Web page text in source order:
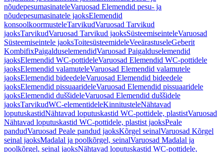
nõudepesumasinateleVaruosad Elemendid pesu- ja
nõudepesumasinatele jaoksElemendid
konsoolkoormusteleTarvikudVaruosad Tarvikud
jaoksTarvikudVaruosad Tarvikud jaoksSüsteemiseinteleVaruosad
Süsteemiseintele jaoksToitesüsteemideleVeeärastuseleGeberit
KombifixPaigalduselemendidVaruosad Paigalduselemendid
jaoksElemendid WC-pottideleVaruosad Elemendid WC-pottidele
jaoksElemendid valamuteleVaruosad Elemendid valamutele
jaoksElemendid bideedeleVaruosad Elemendid bideedele
jaoksElemendid pissuaarideleVaruosad Elemendid pissuaaridele
jaoksElemendid duššideleVaruosad Elemendid duššidele
jaoksTarvikudWC-elementideleKinnitusteleNähtavad
loputuskastidNähtavad loputuskastid WC-pottidele, plastistVaruosad
Nähtavad loputuskastid WC-pottidele, plastist jaoksPeale
pandudVaruosad Peale pandud jaoksKõrgel seinalVaruosad Kõrgel
seinal jaoksMadalal ja poolkõrgel, seinalVaruosad Madalal ja
poolkõrgel, seinal jaoksNähtavad loputuskastid WC-pottidele,